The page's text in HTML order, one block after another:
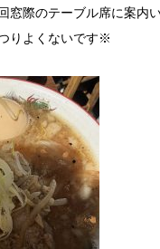
窓際のテーブル席に案内
りよくないです※